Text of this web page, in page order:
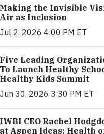
Making the Invisible
Air as Inclusion
Jul 2, 2026 4:00 PM ET
Five Leading
To Launch Healthy
Healthy Kids Summit
Jun 30, 2026 3:30 PM ET
IWBI CEO Rachel
at Aspen Ideas: Health